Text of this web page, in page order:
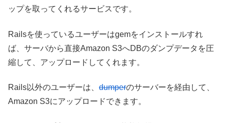
ップを取ってくれるサービスです。
Railsを使っているユーザーはgemをインストールすれ
ば、サーバから直接Amazon S3へDBのダンプデータを圧
縮して、アップロードしてくれます。
Rails以外のユーザーは、 dumperのサーバーを経由して、
Amazon S3にアップロードできます。